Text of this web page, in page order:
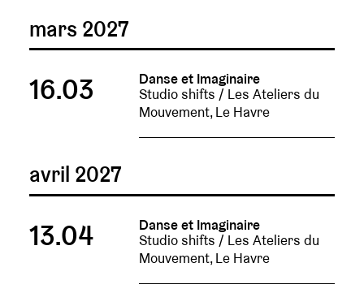
mars 2027
16.03
Danse et Imaginaire
Studio shifts / Les Ateliers du
Mouvement, Le Havre
avril 2027
13.04
Danse et Imaginaire
Studio shifts / Les Ateliers du
Mouvement, Le Havre